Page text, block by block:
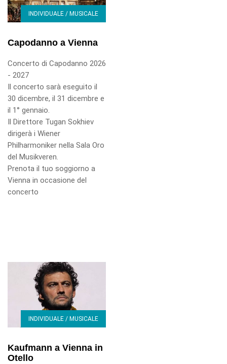
INDIVIDUALE / MUSICALE
Capodanno a Vienna
Concerto di Capodanno 2026
- 2027
Il concerto sarà eseguito il
30 dicembre, il 31 dicembre e
il 1° gennaio.
Il Direttore Tugan Sokhiev
dirigerà i Wiener
Philharmoniker nella Sala Oro
del Musikveren.
Prenota il tuo soggiorno a
Vienna in occasione del
concerto
INDIVIDUALE / MUSICALE
Kaufmann a Vienna in
Otello